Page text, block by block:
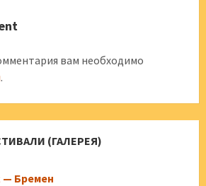
вам необходимо
.
(ГАЛЕРЕЯ)
— Бремен